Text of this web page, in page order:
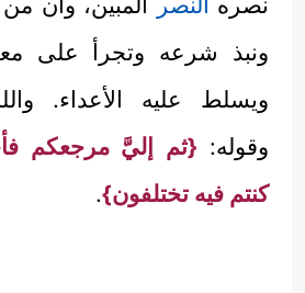
ونبذ شرعه وتجرأ على
ويسلط عليه الأعداء.
وقوله: {ثم إليَّ مرجعكم
كنتم فيه تختلفون}.